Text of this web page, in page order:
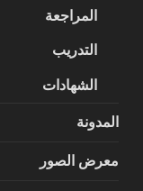
المراجعة
التدريب
الشهادات
المدونة
معرض الصور